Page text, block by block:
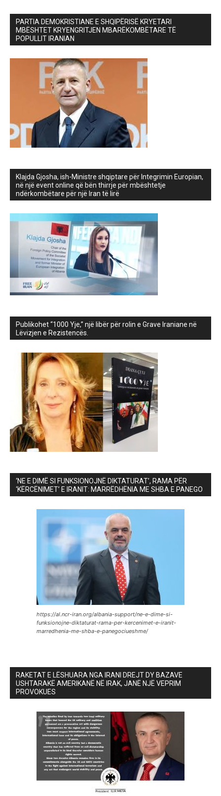
PARTIA DEMOKRISTIANE E SHQIPËRISË KRYETARI
MBËSHTET KRYENGRITJEN MBARËKOMBËTARE TË
POPULLIT IRANIAN
Klajda Gjosha, ish-Ministre shqiptare për Integrimin Europian,
në një event online që bën thirrje për mbështetje
ndërkombëtare për një Iran të lirë
Publikohet “1000 Yje,” një libër për rolin e Grave Iraniane në
Lëvizjen e Rezistencës.
‘NE E DIMË SI FUNKSIONOJNË DIKTATURAT’, RAMA PËR
‘KËRCËNIMET’ E IRANIT: MARRËDHËNIA ME SHBA E PANEGO
https://al.ncr-iran.org/albania-support/ne-e-dime-si-
funksionojne-diktaturat-rama-per-kercenimet-e-iranit-
marredhenia-me-shba-e-panegociueshme/
RAKETAT E LËSHUARA NGA IRANI DREJT DY BAZAVE
USHTARAKË AMERIKANË NË IRAK, JANË NJË VEPRIM
PROVOKUES